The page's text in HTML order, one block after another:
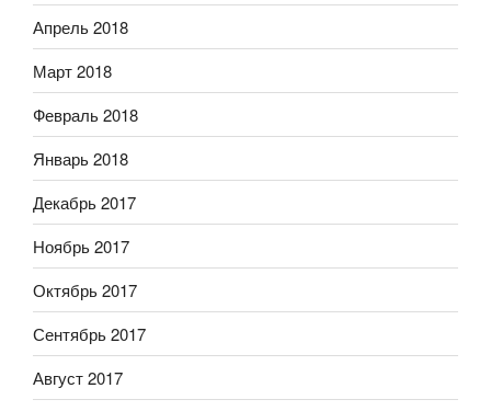
Апрель 2018
Март 2018
Февраль 2018
Январь 2018
Декабрь 2017
Ноябрь 2017
Октябрь 2017
Сентябрь 2017
Август 2017